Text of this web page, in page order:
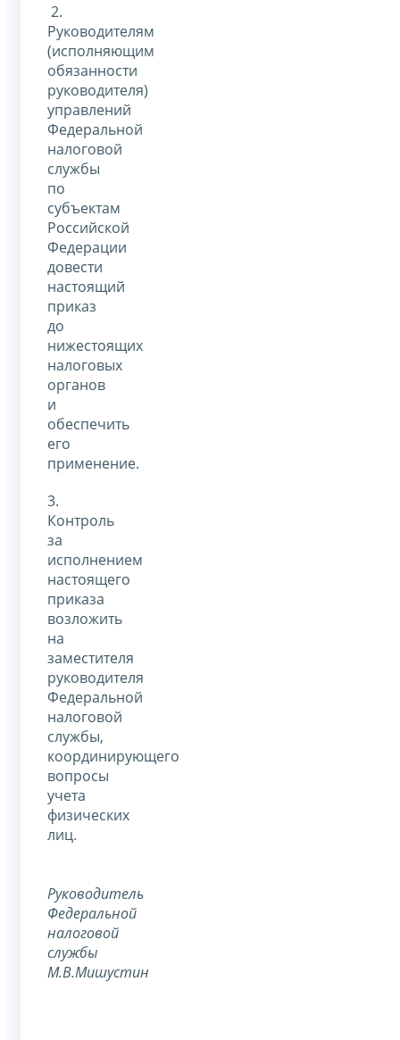
2.
Руководителям
(исполняющим
обязанности
руководителя)
управлений
Федеральной
налоговой
службы
по
субъектам
Российской
Федерации
довести
настоящий
приказ
до
нижестоящих
налоговых
органов
и
обеспечить
его
применение.
3.
Контроль
за
исполнением
настоящего
приказа
возложить
на
заместителя
руководителя
Федеральной
налоговой
службы,
координирующего
вопросы
учета
физических
лиц.
Руководитель
Федеральной
налоговой
службы
М.В.Мишустин